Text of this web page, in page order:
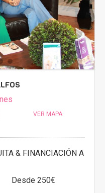
VER MAPA
& FINANCIACIÓN A
Desde 250€